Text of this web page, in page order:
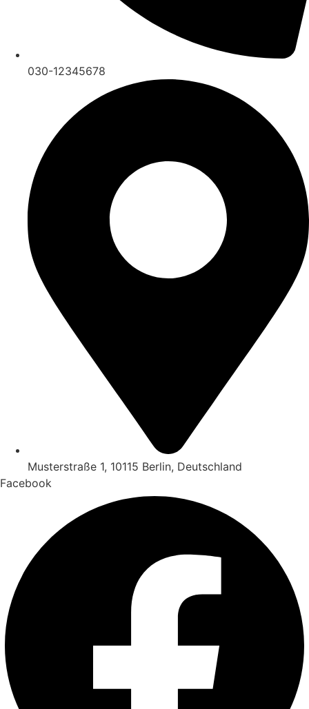
030-12345678
Musterstraße 1, 10115 Berlin, Deutschland
Facebook